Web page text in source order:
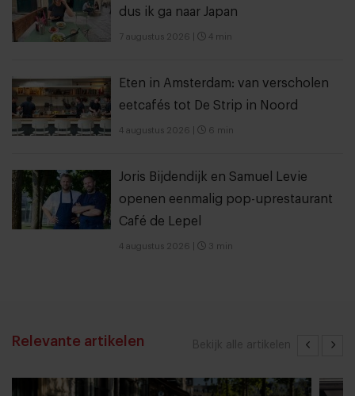
dus ik ga naar Japan
7 augustus 2026 4 min
Eten in Amsterdam: van verscholen
eetcafés tot De Strip in Noord
4 augustus 2026 6 min
Joris Bijdendijk en Samuel Levie
openen eenmalig pop-uprestaurant
Café de Lepel
4 augustus 2026 3 min
Bekijk alle artikelen
Relevante artikelen